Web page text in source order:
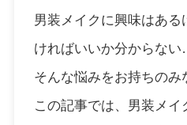
男装メイクに興味はある
ければいいか分からな
そんな悩みをお持ちのみ
この記事では、男装メイ